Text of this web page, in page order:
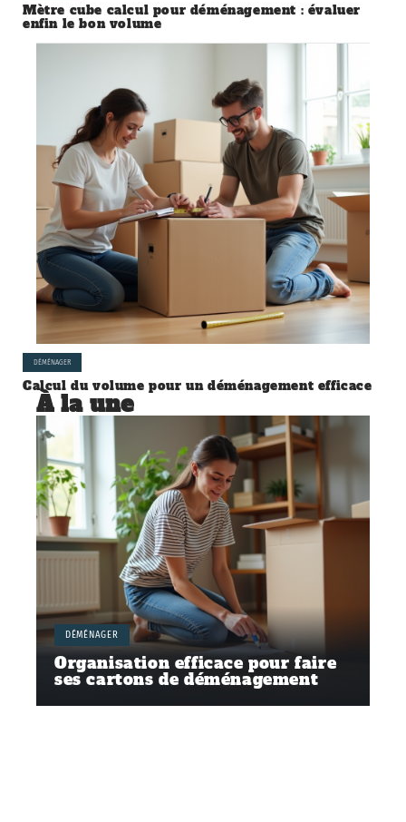
Mètre cube calcul pour déménagement : évaluer
enfin le bon volume
DÉMÉNAGER
Calcul du volume pour un déménagement efficace
À la une
DÉMÉNAGER
Organisation efficace pour faire
ses cartons de déménagement